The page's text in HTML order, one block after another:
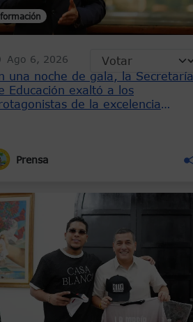
Ago 6, 2026
una noche de gala, la Secretaría
Educación exaltó a los
de la excelencia
Prensa